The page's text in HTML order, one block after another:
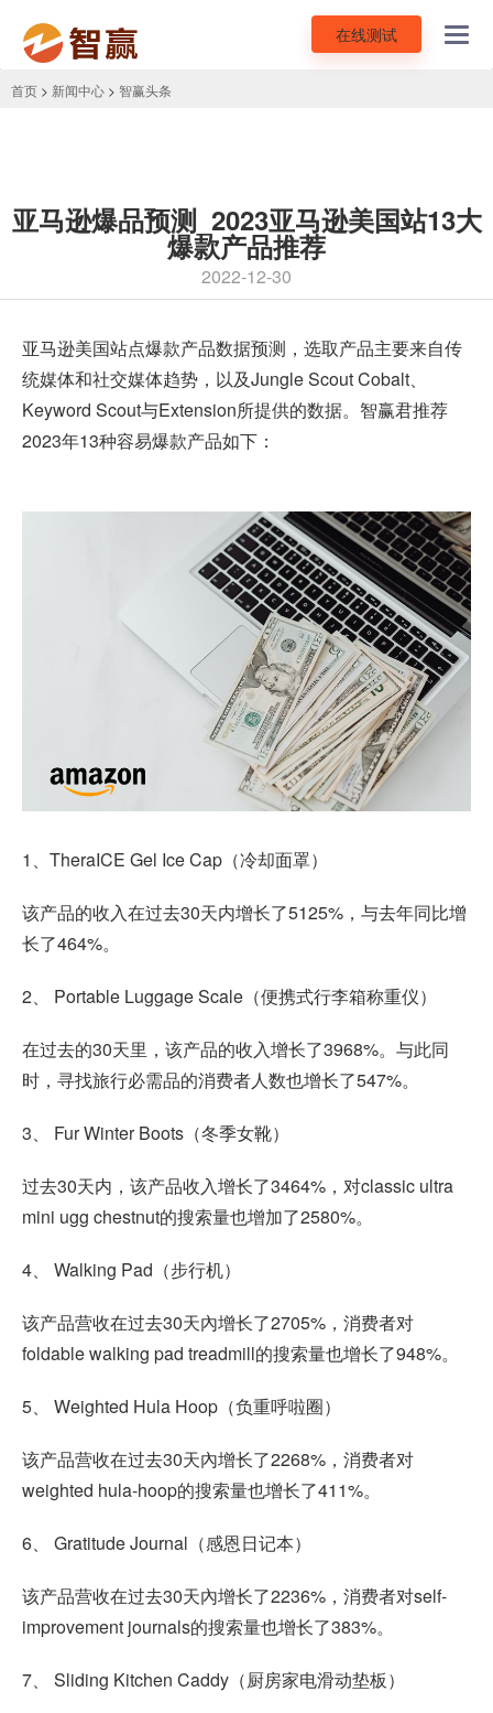
在线测试
首页 > 新闻中心 > 智赢头条
亚马逊爆品预测_2023亚马逊美国站13大
爆款产品推荐
2022-12-30
亚马逊美国站点爆款产品数据预测，选取产品主要来自传
统媒体和社交媒体趋势，以及Jungle Scout Cobalt、
Keyword Scout与Extension所提供的数据。智赢君推荐
2023年13种容易爆款产品如下：
1、TheraICE Gel Ice Cap（冷却面罩）
该产品的收入在过去30天内增长了5125%，与去年同比增
长了464%。
2、 Portable Luggage Scale（便携式行李箱称重仪）
在过去的30天里，该产品的收入增长了3968%。与此同
时，寻找旅行必需品的消费者人数也增长了547%。
3、 Fur Winter Boots（冬季女靴）
过去30天内，该产品收入增长了3464%，对classic ultra
mini ugg chestnut的搜索量也增加了2580%。
4、 Walking Pad（步行机）
该产品营收在过去30天內增长了2705%，消费者对
foldable walking pad treadmill的搜索量也增长了948%。
5、 Weighted Hula Hoop（负重呼啦圈）
该产品营收在过去30天內增长了2268%，消费者对
weighted hula-hoop的搜索量也增长了411%。
6、 Gratitude Journal（感恩日记本）
该产品营收在过去30天內增长了2236%，消费者对self-
improvement journals的搜索量也增长了383%。
7、 Sliding Kitchen Caddy（厨房家电滑动垫板）